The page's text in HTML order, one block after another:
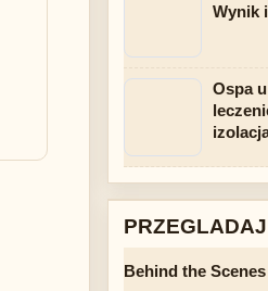
Wynik
Ospa
Behind the Scenes